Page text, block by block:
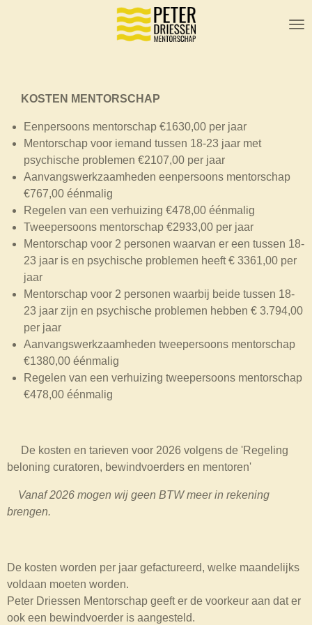
KOSTEN MENTORSCHAP
Eenpersoons mentorschap €1630,00 per jaar
Mentorschap voor iemand tussen 18-23 jaar met
psychische problemen €2107,00 per jaar
Aanvangswerkzaamheden eenpersoons mentorschap
€767,00 éénmalig
Regelen van een verhuizing €478,00 éénmalig
Tweepersoons mentorschap €2933,00 per jaar
Mentorschap voor 2 personen waarvan er een tussen 18-
23 jaar is en psychische problemen heeft € 3361,00 per
jaar
Mentorschap voor 2 personen waarbij beide tussen 18-
23 jaar zijn en psychische problemen hebben € 3.794,00
per jaar
Aanvangswerkzaamheden tweepersoons mentorschap
€1380,00 éénmalig
Regelen van een verhuizing tweepersoons mentorschap
€478,00 éénmalig
De kosten en tarieven voor 2026 volgens de 'Regeling
beloning curatoren, bewindvoerders en mentoren'
Vanaf 2026 mogen wij geen BTW meer in rekening
brengen.
De kosten worden per jaar gefactureerd, welke maandelijks
voldaan moeten worden.
Peter Driessen Mentorschap geeft er de voorkeur aan dat er
ook een bewindvoerder is aangesteld.